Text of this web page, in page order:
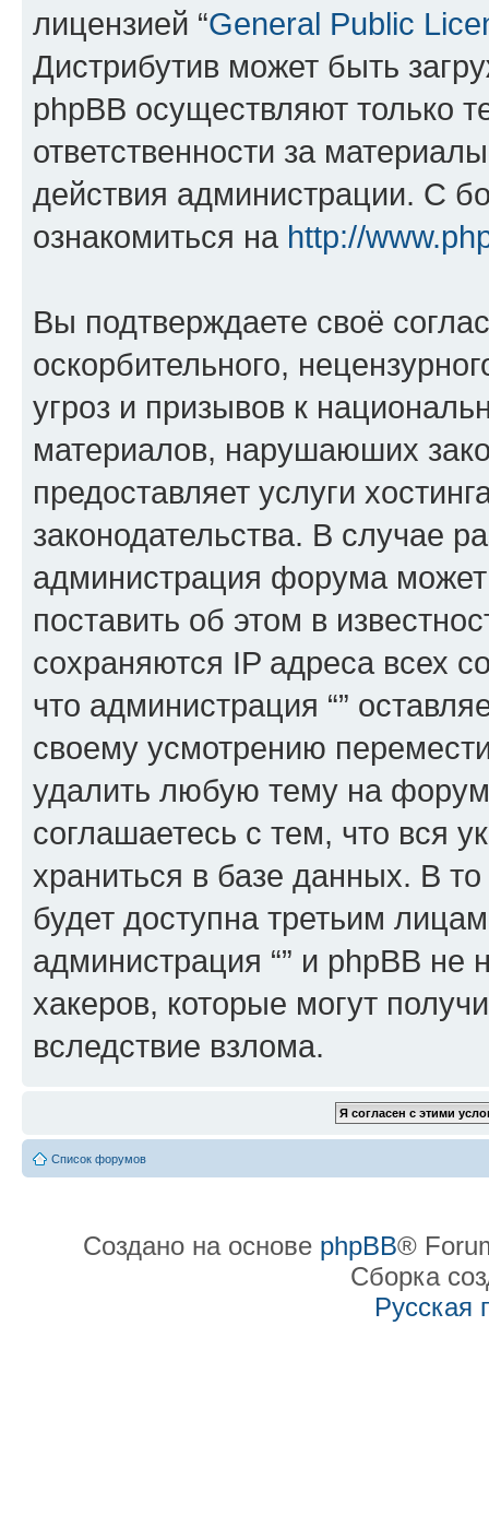
лицензией “General Public
Дистрибутив может быть
phpBB осуществляют только
ответственности за
действия администрации. С
ознакомиться на http://
Вы подтверждаете своё
оскорбительного,
угроз и призывов к
материалов, нарушаюших
предоставляет услуги
законодательства. В случае
администрация форума
поставить об этом в
сохраняются IP адреса всех
что администрация “”
своему усмотрению
удалить любую тему на
соглашаетесь с тем, что вся
храниться в базе данных. В
будет доступна третьим
администрация “” и phpBB не
хакеров, которые могут
вследствие взлома.
Список форумов
Создано на основе phpBB®
Сборка
Русская